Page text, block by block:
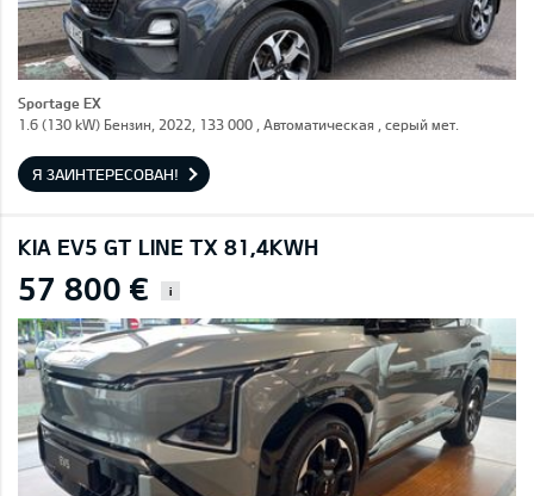
Sportage EX
1.6 (130 kW) Бензин, 2022, 133 000 , Автоматическая , серый мет.
Я ЗАИНТЕРЕСОВАН!
KIA EV5 GT LINE TX 81,4KWH
57 800 € i